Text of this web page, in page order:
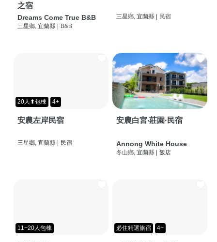
之宿
Dreams Come True B&B
三星鄉, 宜蘭縣 | B&B
三星鄉, 宜蘭縣 | 民宿
20人⬆包棟 4+
安農左岸民宿
三星鄉, 宜蘭縣 | 民宿
安農白宮‧莊園·民宿
Annong White House
冬山鄉, 宜蘭縣 | 飯店
11~20人包棟 必住精選旅宿 4+